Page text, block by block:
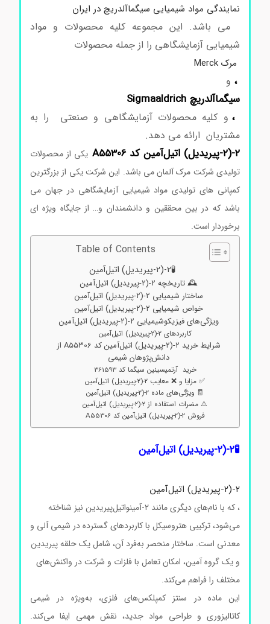
نمایندگی مواد شیمیایی سیگماآلدریچ در ایران
می باشد. این مجموعه کلیه محصولات و مواد
شیمیایی آزمایشگاهی را از جمله محصولات
مرک Merck
سیگماآلدریچ Sigmaaldrich
و کلیه محصولات آزمایشگاهی و صنعتی را به
مشتریان ارائه می دهد.
یکی از محصولات
تولیدی شرکت مرک آلمان می باشد. این شرکت یکی از بزرگترین
کمپانی های تولیدی مواد شیمیایی آزمایشگاهی در جهان می
باشد که در بین محققین و دانشمندان و… از جایگاه ویژه ای
برخوردار است.
Table of Contents
🕰️ تاریخچه ۲-(۲-پیریدیل) اتیل‌آمین
ساختار شیمیایی ۲-(۲-پیریدیل) اتیل‌آمین
خواص شیمیایی ۲-(۲-پیریدیل) اتیل‌آمین
ویژگی‌های فیزیکوشیمیایی ۲-(۲-پیریدیل) اتیل‌آمین
کاربردهای ۲-(۲-پیریدیل) اتیل‌آمین
شرایط خرید ۲-(۲-پیریدیل) اتیل‌آمین کد A55306 از
دانش‌پژوهان شیمی
خرید آرتمیسینین سیگما کد 361593
✅ مزایا و ❌ معایب ۲-(۲-پیریدیل) اتیل‌آمین
🧾 ویژگی‌های ماده ۲-(۲-پیریدیل) اتیل‌آمین
⚠️ مضرات استفاده از ۲-(۲-پیریدیل) اتیل‌آمین
فروش ۲-(۲-پیریدیل) اتیل‌آمین کد A55306
، که با نام‌های دیگری مانند ۲-آمینواتیل‌پیریدین نیز شناخته
می‌شود، ترکیبی هتروسیکل با کاربردهای گسترده در شیمی آلی و
معدنی است. ساختار منحصر به‌فرد آن، شامل یک حلقه پیریدین
و یک گروه آمین، امکان تعامل با فلزات و شرکت در واکنش‌های
مختلف را فراهم می‌کند.
این ماده در سنتز کمپلکس‌های فلزی، به‌ویژه در شیمی
کاتالیزوری و طراحی مواد جدید، نقش مهمی ایفا می‌کند.